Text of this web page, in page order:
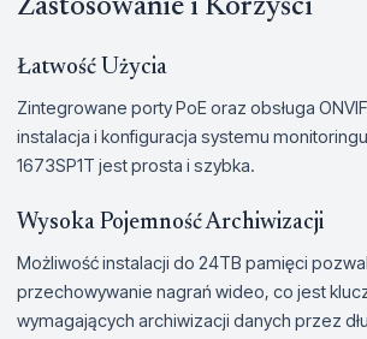
Zastosowanie i Korzyści
Łatwość Użycia
Zintegrowane porty PoE oraz obsługa
instalacja i konfiguracja systemu
1673SP1T jest prosta i szybka.
Wysoka Pojemność Archiwizacji
Możliwość instalacji do 24TB pamięci
przechowywanie nagrań wideo, co jest
wymagających archiwizacji danych przez